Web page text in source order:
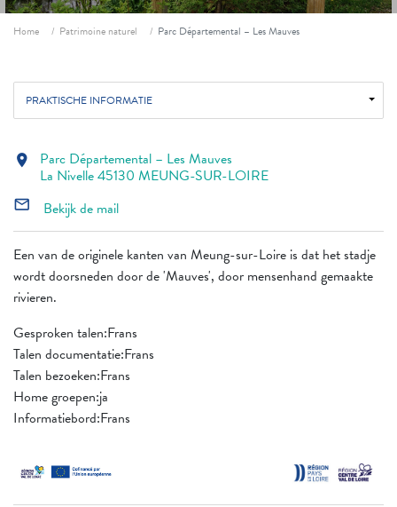
Fil d'ariane
Home Patrimoine naturel Parc Départemental – Les Mauves
PRAKTISCHE INFORMATIE
Een van de originele kanten van Meung-sur-Loire is dat het stadje
wordt doorsneden door de 'Mauves', door mensenhand gemaakte
rivieren.
Gesproken talen:Frans
Talen documentatie:Frans
Talen bezoeken:Frans
Home groepen:ja
Informatiebord:Frans
location_on Parc Départemental – Les Mauves
La Nivelle 45130 MEUNG-SUR-LOIRE
mail_outline Bekijk de mail